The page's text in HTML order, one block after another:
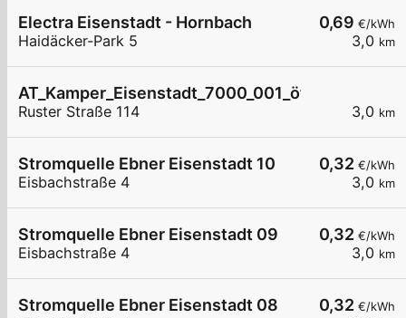
0,69 €/kWh
3,0 km
Electra Eisenstadt - Hornbach
Haidäcker-Park 5
3,0 km
AT_Kamper_Eisenstadt_7000_001_öffentlich
Ruster Straße 114
0,32 €/kWh
3,0 km
Stromquelle Ebner Eisenstadt 10
Eisbachstraße 4
0,32 €/kWh
3,0 km
Stromquelle Ebner Eisenstadt 09
Eisbachstraße 4
0,32 €/kWh
Stromquelle Ebner Eisenstadt 08